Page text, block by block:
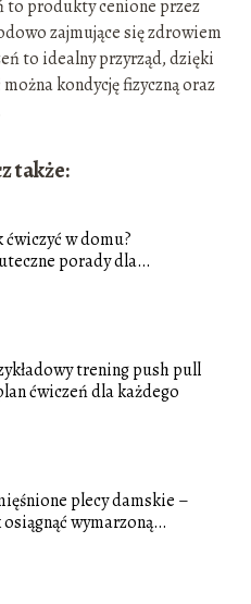
to produkty cenione przez
zajmujące się zdrowiem
to idealny przyrząd, dzięki
kondycję fizyczną oraz
także:
ćwiczyć w domu?
porady dla
trening push pull
ćwiczeń dla każdego
plecy damskie –
osiągnąć wymarzoną